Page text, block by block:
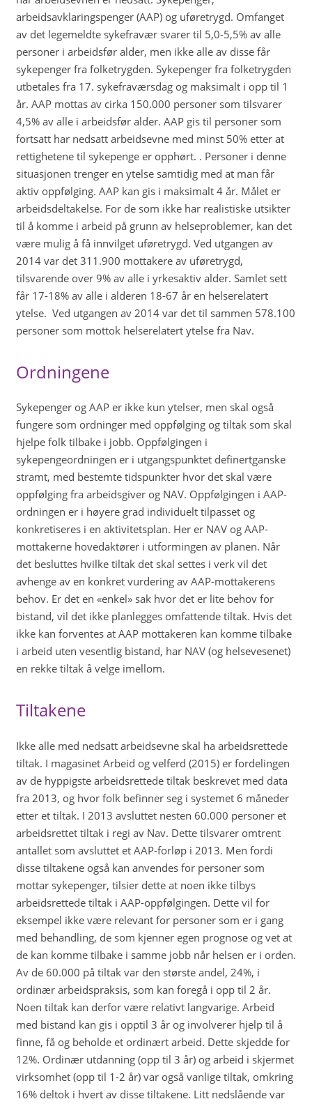
arbeidsavklaringspenger (AAP) og uføretrygd. Omfanget
av det legemeldte sykefravær svarer til 5,0-5,5% av alle
personer i arbeidsfør alder, men ikke alle av disse får
sykepenger fra folketrygden. Sykepenger fra folketrygden
utbetales fra 17. sykefraværsdag og maksimalt i opp til 1
år. AAP mottas av cirka 150.000 personer som tilsvarer
4,5% av alle i arbeidsfør alder. AAP gis til personer som
fortsatt har nedsatt arbeidsevne med minst 50% etter at
rettighetene til sykepenge er opphørt. . Personer i denne
situasjonen trenger en ytelse samtidig med at man får
aktiv oppfølging. AAP kan gis i maksimalt 4 år. Målet er
arbeidsdeltakelse. For de som ikke har realistiske utsikter
til å komme i arbeid på grunn av helseproblemer, kan det
være mulig å få innvilget uføretrygd. Ved utgangen av
2014 var det 311.900 mottakere av uføretrygd,
tilsvarende over 9% av alle i yrkesaktiv alder. Samlet sett
får 17-18% av alle i alderen 18-67 år en helserelatert
ytelse. Ved utgangen av 2014 var det til sammen 578.100
personer som mottok helserelatert ytelse fra Nav.
Ordningene
Sykepenger og AAP er ikke kun ytelser, men skal også
fungere som ordninger med oppfølging og tiltak som skal
hjelpe folk tilbake i jobb. Oppfølgingen i
sykepengeordningen er i utgangspunktet definertganske
stramt, med bestemte tidspunkter hvor det skal være
oppfølging fra arbeidsgiver og NAV. Oppfølgingen i AAP-
ordningen er i høyere grad individuelt tilpasset og
konkretiseres i en aktivitetsplan. Her er NAV og AAP-
mottakerne hovedaktører i utformingen av planen. Når
det besluttes hvilke tiltak det skal settes i verk vil det
avhenge av en konkret vurdering av AAP-mottakerens
behov. Er det en «enkel» sak hvor det er lite behov for
bistand, vil det ikke planlegges omfattende tiltak. Hvis det
ikke kan forventes at AAP mottakeren kan komme tilbake
i arbeid uten vesentlig bistand, har NAV (og helsevesenet)
en rekke tiltak å velge imellom.
Tiltakene
Ikke alle med nedsatt arbeidsevne skal ha arbeidsrettede
tiltak. I magasinet Arbeid og velferd (2015) er fordelingen
av de hyppigste arbeidsrettede tiltak beskrevet med data
fra 2013, og hvor folk befinner seg i systemet 6 måneder
etter et tiltak. I 2013 avsluttet nesten 60.000 personer et
arbeidsrettet tiltak i regi av Nav. Dette tilsvarer omtrent
antallet som avsluttet et AAP-forløp i 2013. Men fordi
disse tiltakene også kan anvendes for personer som
mottar sykepenger, tilsier dette at noen ikke tilbys
arbeidsrettede tiltak i AAP-oppfølgingen. Dette vil for
eksempel ikke være relevant for personer som er i gang
med behandling, de som kjenner egen prognose og vet at
de kan komme tilbake i samme jobb når helsen er i orden.
Av de 60.000 på tiltak var den største andel, 24%, i
ordinær arbeidspraksis, som kan foregå i opp til 2 år.
Noen tiltak kan derfor være relativt langvarige. Arbeid
med bistand kan gis i opptil 3 år og involverer hjelp til å
finne, få og beholde et ordinært arbeid. Dette skjedde for
12%. Ordinær utdanning (opp til 3 år) og arbeid i skjermet
virksomhet (opp til 1-2 år) var også vanlige tiltak, omkring
16% deltok i hvert av disse tiltakene. Litt nedslående var